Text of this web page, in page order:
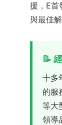
援，E首
與最佳解
📝
十多
的服
等大
領導